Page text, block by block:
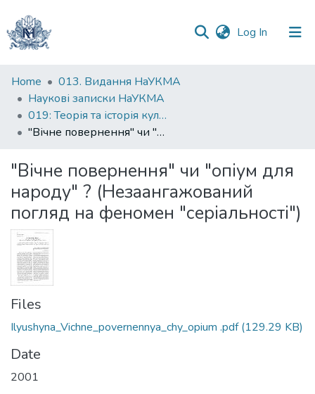
Log In (current)
Communities
&
Collections
Statistics
Home
013. Видання НаУКМА
Наукові записки НаУКМА
019: Теорія та історія культури
"Вічне повернення" чи "опіум для народу" ? (Незаангажований погляд на феномен "серіальності")
"Вічне повернення" чи "опіум для
народу" ? (Незаангажований
погляд на феномен "серіальності")
Files
Ilyushyna_Vichne_povernennya_chy_opium .pdf(129.29 KB)
Date
2001